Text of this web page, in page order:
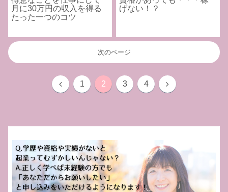
月に30万円の収入を得る
たった一つのコツ
げない！？
次のページ
1 2 3 4